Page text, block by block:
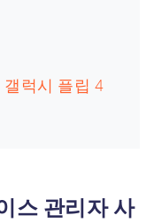
갤럭시 플립 4
스 관리자 사